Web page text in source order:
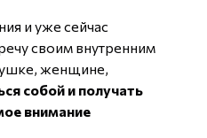
СЕЙЧАС
и уже сейчас
своим внутренним
женщине,
собой и получать
внимание